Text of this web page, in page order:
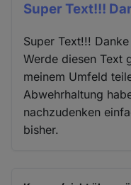
Super Text!!!
Super Text!!!
Werde diesen Text
meinem Umfeld
Abwehrhaltung
nachzudenken
bisher.